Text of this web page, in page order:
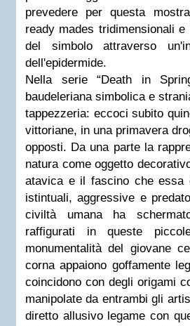
prevedere per questa
ready mades tridimensionali
del simbolo attraverso
dell'epidermide.
Nella serie “Death in
baudeleriana simbolica e
tappezzeria: eccoci subito
vittoriane, in una primavera
opposti. Da una parte la
natura come oggetto
atavica e il fascino che essa
istintuali, aggressive e
civiltà umana ha
raffigurati in queste
monumentalità del giovane
corna appaiono goffamente
coincidono con degli origami
manipolate da entrambi gli
diretto allusivo legame con